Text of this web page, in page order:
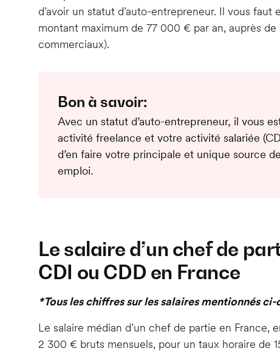
d’avoir un statut d’auto-entrepreneur. Il vous faut
montant maximum de 77 000 € par an, auprès
commerciaux).
Bon à savoir:
Avec un statut d’auto-entrepreneur, il vous
activité freelance et votre activité salariée
d’en faire votre principale et unique source
emploi.
Le salaire d’un chef de
CDI ou CDD en France
*Tous les chiffres sur les salaires mentionnés
Le salaire médian d’un chef de partie en France,
2 300 € bruts mensuels, pour un taux horaire de